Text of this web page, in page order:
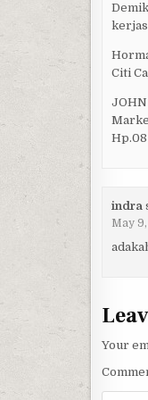
Citi
indra
May
Your